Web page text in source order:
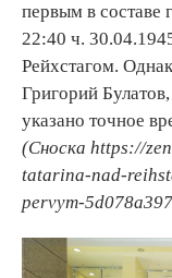
первым в
22:40 ч.
Рейхстагом.
Григорий
указано точное
(Сноска https://
tatarina-nad-
pervym-